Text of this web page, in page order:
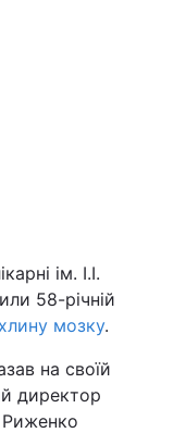
ім. І.І.
58-річній
мозку.
на своїй
директор
Риженко